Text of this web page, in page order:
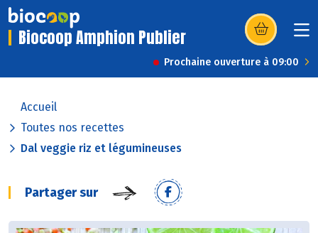
Biocoop Amphion Publier (s’ouvre dans
Prochaine ouverture à 09:00
Accueil
Toutes nos recettes
Dal veggie riz et légumineuses
Partager sur